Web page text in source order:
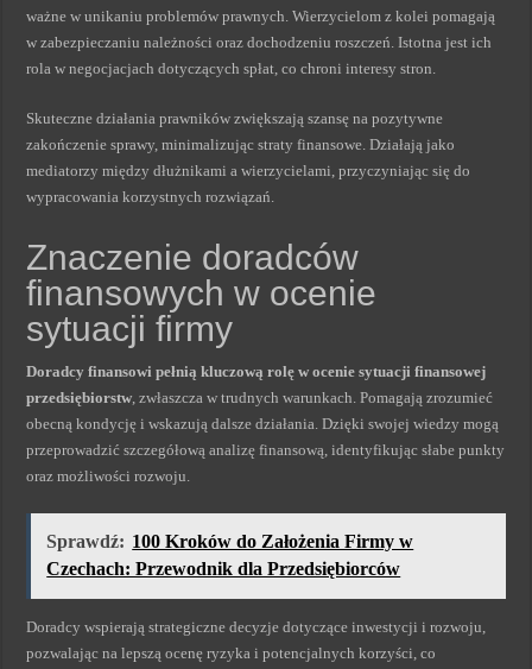
ważne w unikaniu problemów prawnych. Wierzycielom z kolei pomagają
w zabezpieczaniu należności oraz dochodzeniu roszczeń. Istotna jest ich
rola w negocjacjach dotyczących spłat, co chroni interesy stron.
Skuteczne działania prawników zwiększają szansę na pozytywne
zakończenie sprawy, minimalizując straty finansowe. Działają jako
mediatorzy między dłużnikami a wierzycielami, przyczyniając się do
wypracowania korzystnych rozwiązań.
Znaczenie doradców
finansowych w ocenie
sytuacji firmy
Doradcy finansowi pełnią kluczową rolę w ocenie sytuacji finansowej
przedsiębiorstw, zwłaszcza w trudnych warunkach. Pomagają zrozumieć
obecną kondycję i wskazują dalsze działania. Dzięki swojej wiedzy mogą
przeprowadzić szczegółową analizę finansową, identyfikując słabe punkty
oraz możliwości rozwoju.
Sprawdź: 100 Kroków do Założenia Firmy w
Czechach: Przewodnik dla Przedsiębiorców
Doradcy wspierają strategiczne decyzje dotyczące inwestycji i rozwoju,
pozwalając na lepszą ocenę ryzyka i potencjalnych korzyści, co